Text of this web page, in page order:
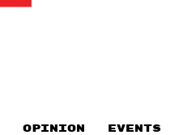
OPINION EVENTS